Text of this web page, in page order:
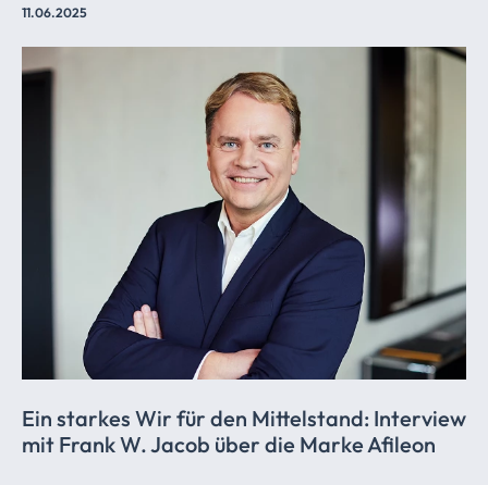
11.06.2025
Ein starkes Wir für den Mittelstand: Interview
mit Frank W. Jacob über die Marke Afileon